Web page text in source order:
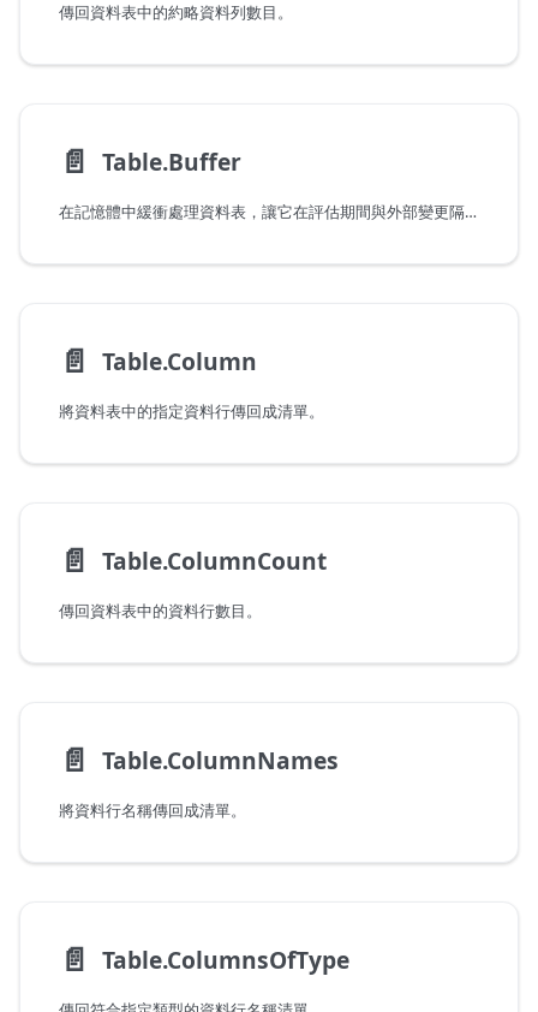
傳回資料表中的約略資料列數目。
📄️ Table.Buffer
在記憶體中緩衝處理資料表，讓它在評估期間與外部變更隔離。
📄️ Table.Column
將資料表中的指定資料行傳回成清單。
📄️ Table.ColumnCount
傳回資料表中的資料行數目。
📄️ Table.ColumnNames
將資料行名稱傳回成清單。
📄️ Table.ColumnsOfType